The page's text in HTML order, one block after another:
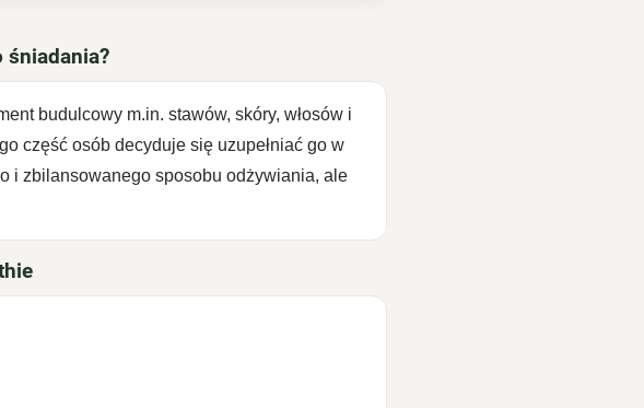
śniadania?
budulcowy m.in. stawów, skóry, włosów i
część osób decyduje się uzupełniać go w
i zbilansowanego sposobu odżywiania, ale